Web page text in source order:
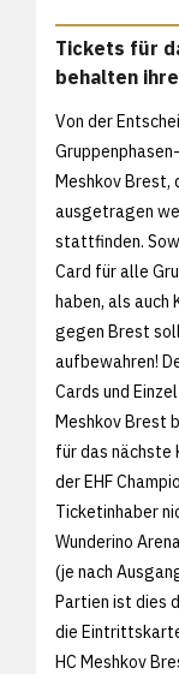
Tickets für
behalten
Von der
Meshkov Brest,
ausgetragen
stattfinden.
Card für alle
haben, als auch
gegen Brest
aufbewahren!
Cards und
Meshkov Brest
für das nächste
der EHF
Ticketinhaber
Wunderino
(je nach
Partien ist dies
die
HC Meshkov